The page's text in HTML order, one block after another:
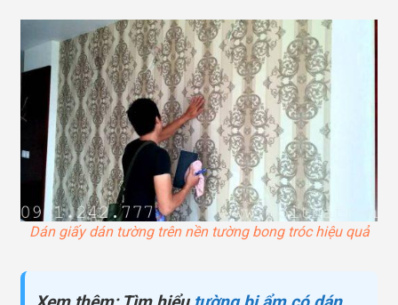
Dán giấy dán tường trên nền tường bong tróc hiệu quả